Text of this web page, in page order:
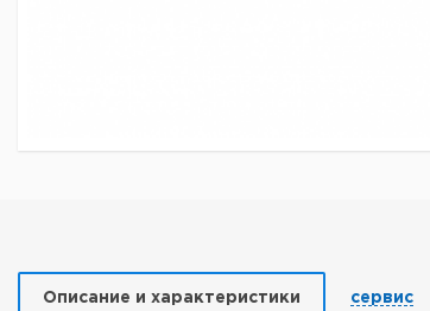
Описание и характеристики сервис